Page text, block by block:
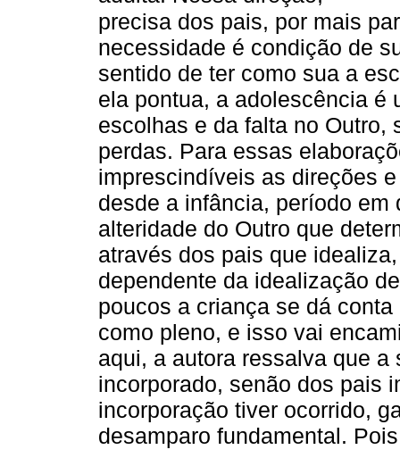
precisa dos pais, por mais
necessidade é condição de
sentido de ter como sua a
ela pontua, a adolescência é
escolhas e da falta no Outro,
perdas. Para essas
imprescindíveis as direções
desde a infância, período
alteridade do Outro que
através dos pais que
dependente da idealização
poucos a criança se dá
como pleno, e isso vai
aqui, a autora ressalva que a
incorporado, senão dos pais
incorporação tiver ocorrido,
desamparo fundamental.